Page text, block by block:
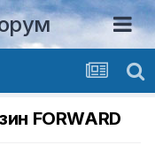
FORWARD